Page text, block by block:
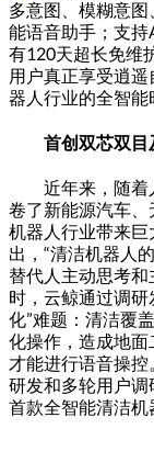
多意图、模糊意
能语音助手；支持
有120天超长免维
用户真正享受逍
器人行业的全智能
首创双芯双目
近年来，随
卷了新能源汽车
机器人行业带来
出， “清洁机器人
替代人主动思考和
时，云鲸通过调
化”难题：清洁覆
化操作，造成地
才能进行语音操
研发和多轮用户
首款全智能清洁机